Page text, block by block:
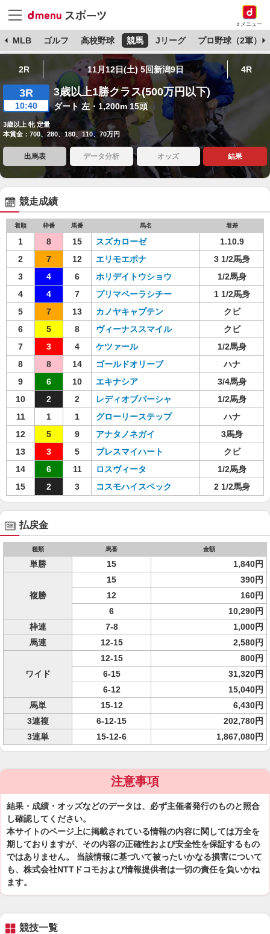
dメニュー
MLB ゴルフ 高校野球 競馬 Jリーグ プロ野球（2軍）
2R 11月12日(土) 5回新潟9日 4R
3R
10:40
3歳以上1勝クラス(500万円以下)
ダート 左・1,200m 15頭
3歳以上 牝 定量
本賞金：700、280、180、110、70万円
出馬表 データ分析 オッズ 結果
競走成績
着順 枠番 馬番 馬名 着差
1 8 15 スズカローゼ
1.10.9
2
7 12 エリモエポナ
3 1/2馬身
3
4 6 ホリデイトウショウ
1/2馬身
4
4 7 プリマベーラシチー
1 1/2馬身
5
7 13 カノヤキャプテン
クビ
6
5 8 ヴィーナススマイル
クビ
7
3 4 ケツァール
1/2馬身
8
8 14 ゴールドオリーブ
ハナ
9
6 10 エキナシア
3/4馬身
10
2 2 レディオブパーシャ
1/2馬身
11
1 1 グローリーステップ
ハナ
12
5 9 アナタノネガイ
3馬身
13
3 5 ブレスマイハート
クビ
14
6 11 ロスヴィータ
1/2馬身
15
2 3 コスモハイスペック 2 1/2馬身
払戻金
種類 馬番 金額
単勝 15 1,840円
複勝
15
390円
12
160円
6
10,290円
枠連
7-8
1,000円
馬連
12-15 2,580円
ワイド
12-15
800円
6-15
31,320円
6-12
15,040円
馬単
15-12
6,430円
3連複
6-12-15
202,780円
3連単
15-12-6 1,867,080円
注意事項
結果・成績・オッズなどのデータは、必ず主催者発行のものと照合
し確認してください。
本サイトのページ上に掲載されている情報の内容に関しては万全を
期しておりますが、その内容の正確性および安全性を保証するもの
ではありません。 当該情報に基づいて被ったいかなる損害について
も、株式会社NTTドコモおよび情報提供者は一切の責任を負いかね
ます。
競技一覧